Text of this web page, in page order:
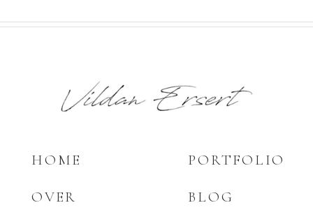
BLOG
PORTFOLIO
OVER
HOME